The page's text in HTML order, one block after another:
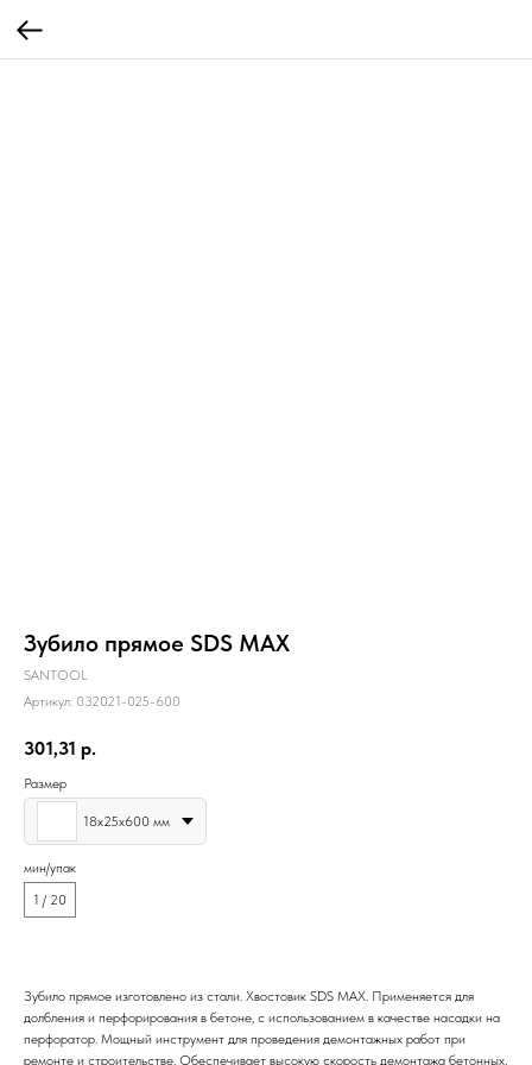
Зубило прямое SDS MAX
SANTOOL
Артикул: 032021-025-600
301,31 р.
Размер
18х25х600 мм
мин/упак
1 / 20
Зубило прямое изготовлено из стали. Хвостовик SDS MAX. Применяется для
долбления и перфорирования в бетоне, с использованием в качестве насадки на
перфоратор. Мощный инструмент для проведения демонтажных работ при
ремонте и строительстве. Обеспечивает высокую скорость демонтажа бетонных,